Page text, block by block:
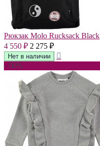
Рюкзак Molo Rucksack Black
4 550 ₽ 2 275 ₽
- 50%